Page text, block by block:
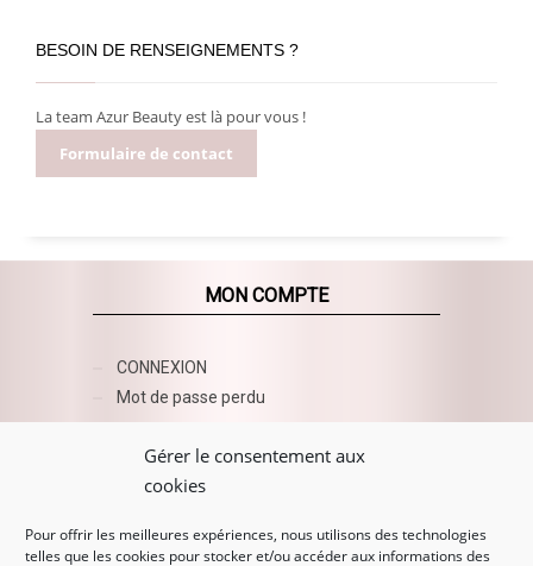
Gérer le consentement aux
cookies
Pour offrir les meilleures expériences, nous utilisons des technologies
telles que les cookies pour stocker et/ou accéder aux informations des
BESOIN DE RENSEIGNEMENTS ?
La team Azur Beauty est là pour vous !
Formulaire de contact
MON COMPTE
CONNEXION
Mot de passe perdu
AZUR BEAUTY ESHOP